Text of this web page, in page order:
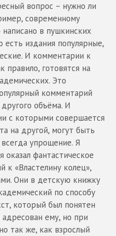
вопрос – нужно ли
современному
в пушкинских
есть издания популярные,
И комментарии к
правило, готовятся на
Это
комментарий
объёма. И
с которыми совершается
на другой, могут быть
упрощение. Я
фантастическое
к «Властелину колец»,
Они в детскую книжку
по способу
который был понятен
ему, но при
так же, как взрослый